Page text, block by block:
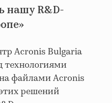
нашу R&D-
Acronis Bulgaria
технологиями
файлами Acronis
решений